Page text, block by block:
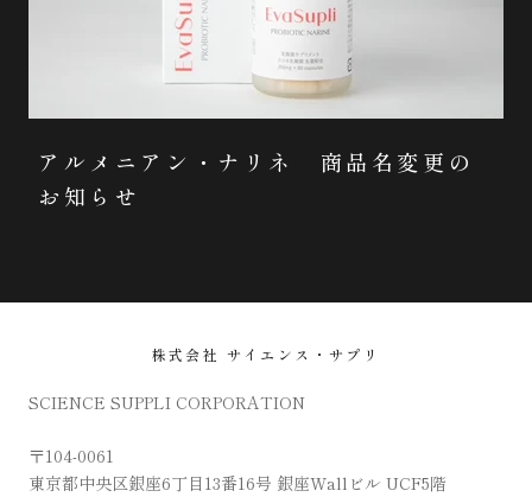
アルメニアン・ナリネ 商品名変更の
お知らせ
株式会社 サイエンス・サプリ
SCIENCE SUPPLI CORPORATION
〒104-0061
東京都中央区銀座6丁目13番16号 銀座Wallビル UCF5階